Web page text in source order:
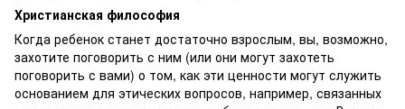
Христианская философия
Когда ребенок станет достаточно взрослым, вы, возможно,
захотите поговорить с ним (или они могут захотеть
поговорить с вами) о том, как эти ценности могут служить
основанием для этических вопросов, например, связанных